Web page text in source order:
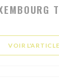
VOIR L'ARTICLE